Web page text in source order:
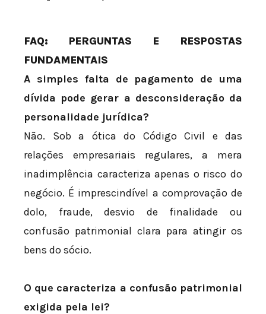
FAQ: PERGUNTAS E RESPOSTAS
FUNDAMENTAIS
A simples falta de pagamento de uma
dívida pode gerar a desconsideração da
personalidade jurídica?
Não. Sob a ótica do Código Civil e das
relações empresariais regulares, a mera
inadimplência caracteriza apenas o risco do
negócio. É imprescindível a comprovação de
dolo, fraude, desvio de finalidade ou
confusão patrimonial clara para atingir os
bens do sócio.
O que caracteriza a confusão patrimonial
exigida pela lei?